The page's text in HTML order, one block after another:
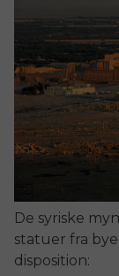
De syriske
statuer fra
disposition: